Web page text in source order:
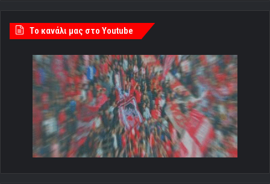
Tο κανάλι μας στο Youtube